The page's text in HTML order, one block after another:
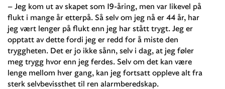
– Jeg kom ut av skapet som 19-åring, men var likevel på
flukt i mange år etterpå. Så selv om jeg nå er 44 år, har
jeg vært lenger på flukt enn jeg har stått trygt. Jeg er
opptatt av dette fordi jeg er redd for å miste den
tryggheten. Det er jo ikke sånn, selv i dag, at jeg føler
meg trygg hvor enn jeg ferdes. Selv om det kan være
lenge mellom hver gang, kan jeg fortsatt oppleve alt fra
sterk selvbevissthet til ren alarmberedskap.